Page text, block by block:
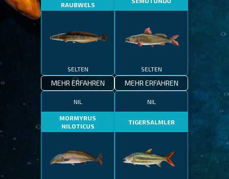
RAUBWELS
SELTEN
MEHR ERFAHREN
SELTEN
MEHR ERFAHREN
NIL
MORMYRUS
NILOTICUS
NIL
TIGERSALMLER